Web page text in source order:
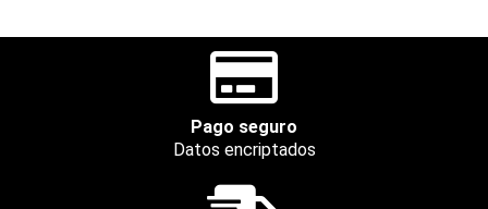
Pago seguro
Datos encriptados